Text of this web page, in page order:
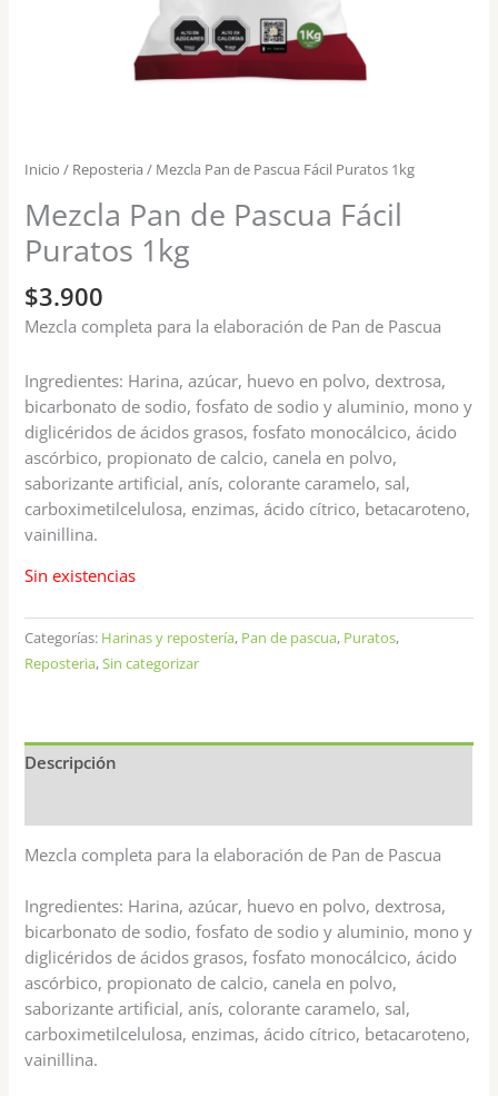
Inicio / Reposteria / Mezcla Pan de Pascua Fácil Puratos 1kg
Mezcla Pan de Pascua Fácil
Puratos 1kg
$3.900
Mezcla completa para la elaboración de Pan de Pascua
Ingredientes: Harina, azúcar, huevo en polvo, dextrosa,
bicarbonato de sodio, fosfato de sodio y aluminio, mono y
diglicéridos de ácidos grasos, fosfato monocálcico, ácido
ascórbico, propionato de calcio, canela en polvo,
saborizante artificial, anís, colorante caramelo, sal,
carboximetilcelulosa, enzimas, ácido cítrico, betacaroteno,
vainillina.
Sin existencias
Categorías: Harinas y repostería, Pan de pascua, Puratos,
Reposteria,Sin categorizar
Descripción
Mezcla completa para la elaboración de Pan de Pascua
Ingredientes: Harina, azúcar, huevo en polvo, dextrosa,
bicarbonato de sodio, fosfato de sodio y aluminio, mono y
diglicéridos de ácidos grasos, fosfato monocálcico, ácido
ascórbico, propionato de calcio, canela en polvo,
saborizante artificial, anís, colorante caramelo, sal,
carboximetilcelulosa, enzimas, ácido cítrico, betacaroteno,
vainillina.